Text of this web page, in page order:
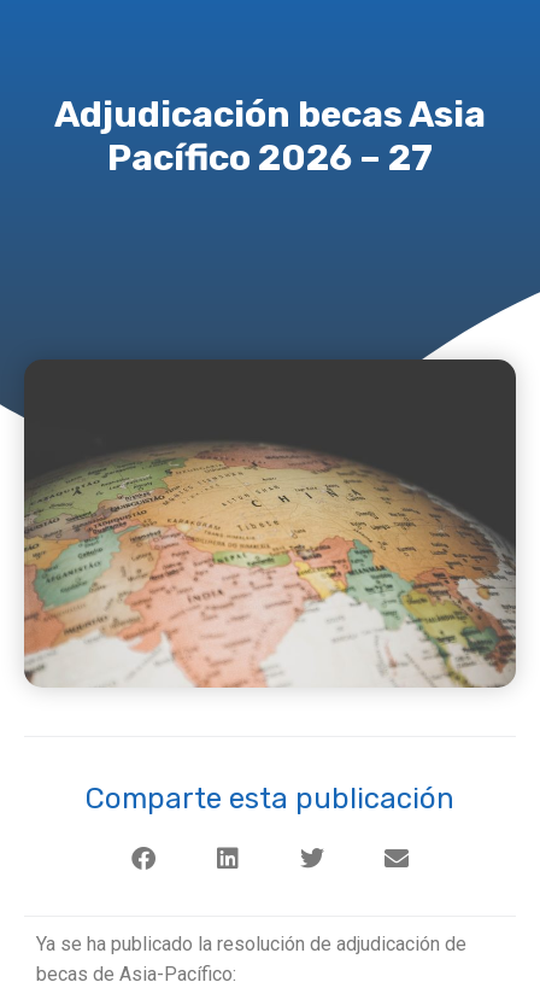
Adjudicación becas Asia
Pacífico 2026 – 27
Comparte esta publicación
Ya se ha publicado la resolución de adjudicación de
becas de Asia-Pacífico: